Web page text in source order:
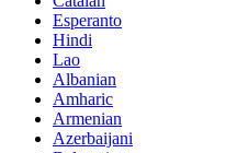
Esperanto
Hindi
Lao
Albanian
Amharic
Armenian
Azerbaijani